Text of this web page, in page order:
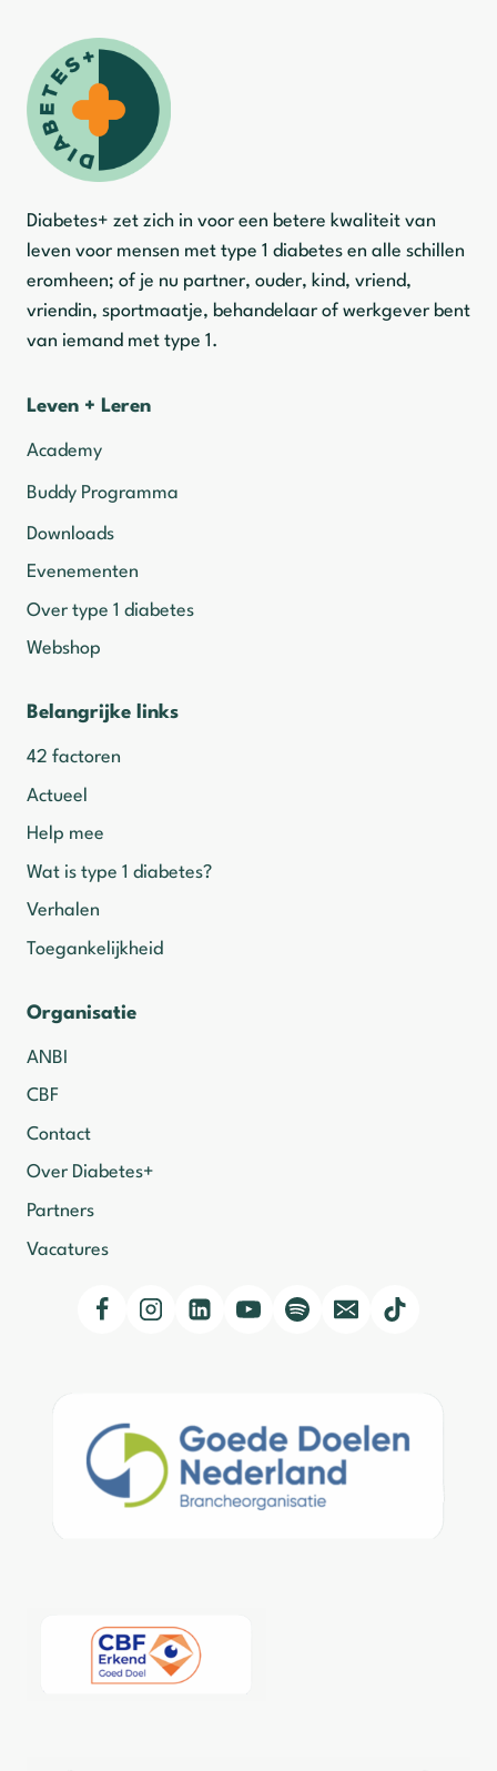
Diabetes+ zet zich in voor een betere kwaliteit van
leven voor mensen met type 1 diabetes en alle schillen
eromheen; of je nu partner, ouder, kind, vriend,
vriendin, sportmaatje, behandelaar of werkgever bent
van iemand met type 1.
Leven + Leren
Academy
Buddy Programma
Downloads
Evenementen
Over type 1 diabetes
Webshop
Belangrijke links
42 factoren
Actueel
Help mee
Wat is type 1 diabetes?
Verhalen
Toegankelijkheid
Organisatie
ANBI
CBF
Contact
Over Diabetes+
Partners
Vacatures